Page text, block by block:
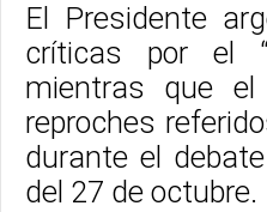
El Presidente
críticas por el
mientras que el
reproches
durante el
del 27 de octubre.